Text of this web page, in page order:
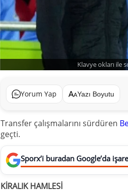
Klavye okları ile
Yorum Yap Yazı Boyutu
Transfer çalışmalarını sürdüren
geçti.
Sporx’i buradan Google’da
KİRALIK HAMLESİ